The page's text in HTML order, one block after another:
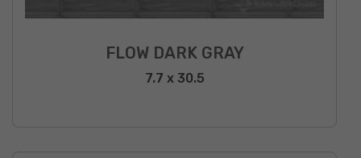
FLOW DARK GRAY
7.7 x 30.5